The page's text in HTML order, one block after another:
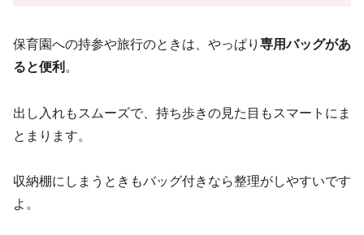
保育園への持参や旅行のときは、やっぱり 専用バッグがあ
ると便利 。
出し入れもスムーズで、持ち歩きの見た目もスマートにま
とまります。
収納棚にしまうときもバッグ付きなら整理がしやすいです
よ。